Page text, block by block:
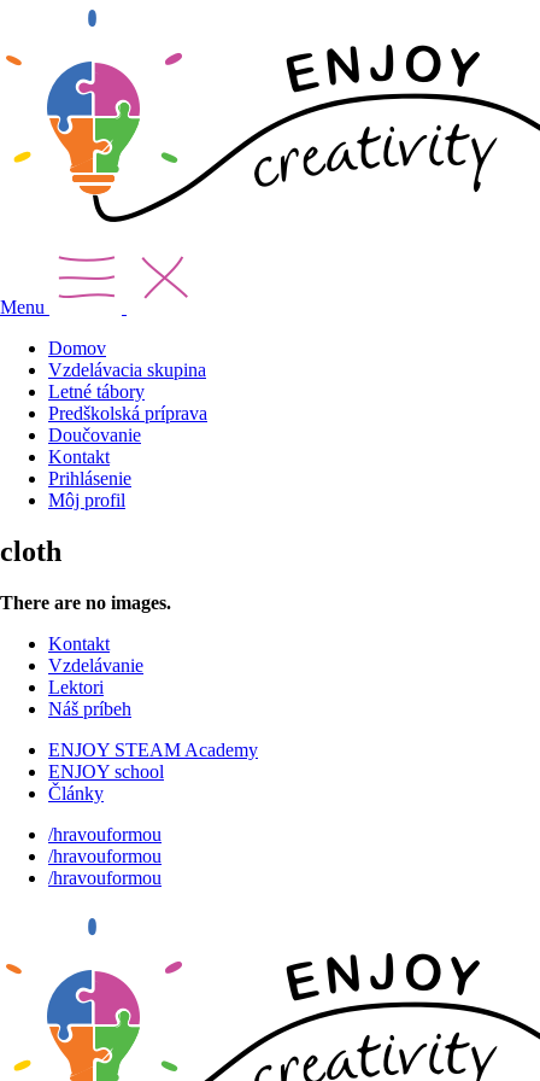
Menu
Domov
Vzdelávacia skupina
Letné tábory
Predškolská príprava
Doučovanie
Kontakt
Prihlásenie
Môj profil
cloth
There are no images.
Kontakt
Vzdelávanie
Lektori
Náš príbeh
ENJOY STEAM Academy
ENJOY school
Články
/hravouformou
/hravouformou
/hravouformou